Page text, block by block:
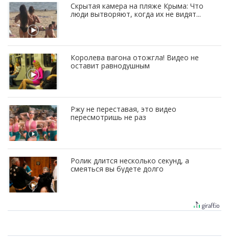
Скрытая камера на пляже Крыма: Что
люди вытворяют, когда их не видят...
Королева вагона отожгла! Видео не
оставит равнодушным
Ржу не переставая, это видео
пересмотришь не раз
Ролик длится несколько секунд, а
смеяться вы будете долго